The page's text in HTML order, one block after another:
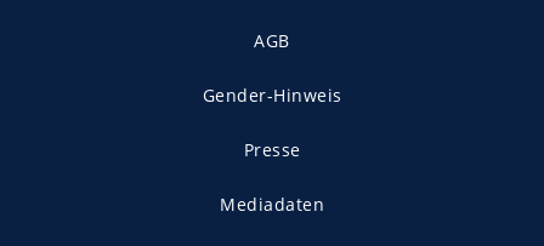
AGB
Gender-Hinweis
Presse
Mediadaten